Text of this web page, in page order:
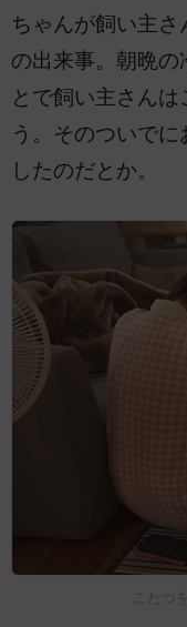
ちゃんが飼い主さ
の出来事。朝晩の
とで飼い主さん
う。そのついで
したのだとか。
こたつ